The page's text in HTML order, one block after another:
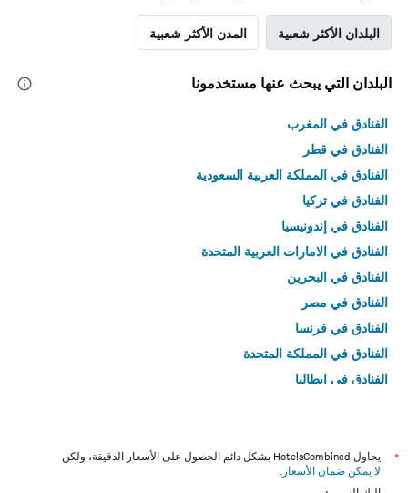
البلدان الأكثر شعبية المدن الأكثر شعبية
البلدان التي يبحث عنها مستخدمونا
الفنادق في المغرب
الفنادق في قطر
الفنادق في المملكة العربية السعودية
الفنادق في تركيا
الفنادق في إندونيسيا
الفنادق في الامارات العربية المتحدة
الفنادق في البحرين
الفنادق في مصر
الفنادق في فرنسا
الفنادق في المملكة المتحدة
الفنادق في إيطاليا
*
يحاول HotelsCombined بشكل دائم الحصول على الأسعار الدقيقة، ولكن
لا يمكن ضمان الأسعار .